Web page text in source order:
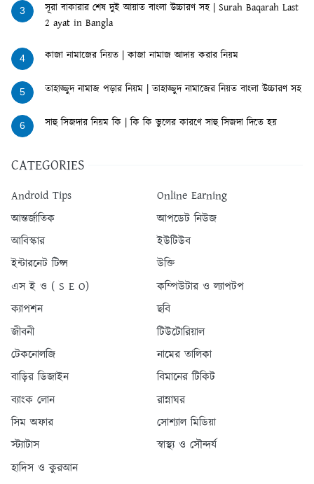
3
সূরা বাকারার শেষ দুই আয়াত বাংলা উচ্চারণ সহ | Surah Baqarah Last
2 ayat in Bangla
4 কাজা নামাজের নিয়ত | কাজা নামাজ আদায় করার নিয়ম
5 তাহাজ্জুদ নামাজ পড়ার নিয়ম | তাহাজ্জুদ নামাজের নিয়ত বাংলা উচ্চারণ সহ
6 সাহু সিজদার নিয়ম কি | কি কি ভুলের কারণে সাহু সিজদা দিতে হয়
CATEGORIES
Android Tips
Online Earning
আন্তর্জাতিক
আপডেট নিউজ
আবিস্কার
ইউটিউব
ইন্টারনেট টিপ্স
উক্তি
এস ই ও ( S E O)
কম্পিউটার ও ল্যাপটপ
ক্যাপশন
ছবি
জীবনী
টিউটোরিয়াল
টেকনোলজি
নামের তালিকা
বাড়ির ডিজাইন
বিমানের টিকিট
ব্যাংক লোন
রান্নাঘর
সিম অফার
সোশ্যাল মিডিয়া
স্ট্যাটাস
স্বাস্থ্য ও সৌন্দর্য
হাদিস ও কুরআন